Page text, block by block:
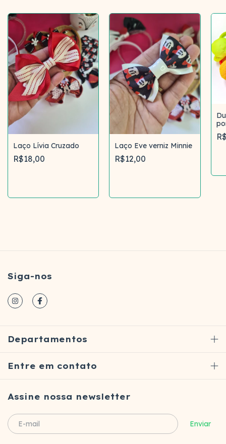
Laço Lívia Cruzado
R$18,00
Laço Eve verniz Minnie
R$12,00
Siga-nos
Departamentos
Entre em contato
Assine nossa newsletter